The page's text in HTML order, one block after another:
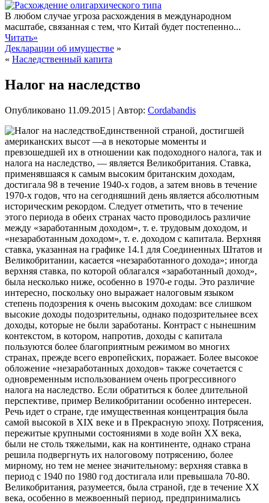
В любом случае угроза расхождения в международном
масштабе, связанная с тем, что Китай будет постепенно...
Читать»
Декларации об имуществе »
« Наследственный капита
Налог на наследство
Опубликовано 11.09.2015 | Автор: Cordabandis
Единственной страной, достигшей
американских высот —а в некоторые моменты и
превзошедшей их в отношении как подоходного налога, так и
налога на наследство, — является Великобритания. Ставка,
применявшаяся к самым высоким британским доходам,
достигала 98 в течение 1940-х годов, а затем вновь в течение
1970-х годов, что на сегодняшний день является абсолютным
историческим рекордом. Следует отметить, что в течение
этого периода в обеих странах часто проводилось различие
между «заработанным доходом», т. е. трудовым доходом, и
«незаработанным доходом», т. е. доходом с капитала. Верхняя
ставка, указанная на графике 14.1 для Соединенных Штатов и
Великобритании, касается «незаработанного дохода»; иногда
верхняя ставка, по которой облагался «заработанный доход»,
была несколько ниже, особенно в 1970-е годы. Это различие
интересно, поскольку оно выражает налоговым языком
степень подозрения к очень высоким доходам: все слишком
высокие доходы подозрительны, однако подозрительнее всех
доходы, которые не были заработаны. Контраст с нынешним
контекстом, в котором, напротив, доходы с капитала
пользуются более благоприятным режимом во многих
странах, прежде всего европейских, поражает. Более высокое
обложение «незаработанных доходов» также сочетается с
одновременным использованием очень прогрессивного
налога на наследство. Если обратиться к более длительной
перспективе, пример Великобритании особенно интересен.
Речь идет о стране, где имущественная концентрация была
самой высокой в XIX веке и в Прекрасную эпоху. Потрясения,
пережитые крупными состояниями в ходе войн XX века,
были не столь тяжелыми, как на континенте, однако страна
решила подвергнуть их налоговому потрясению, более
мирному, но тем не менее значительному: верхняя ставка в
период с 1940 по 1980 год достигала или превышала 70-80.
Великобритания, разумеется, была страной, где в течение XX
века, особенно в межвоенный период, предпринимались